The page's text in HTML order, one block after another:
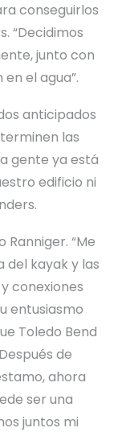
conseguirlos
“Decidimos
junto con
el agua”.
anticipados
las
gente ya está
edificio ni
Ranniger. “Me
del kayak y las
conexiones
entusiasmo
Toledo Bend
de
ahora
ser una
juntos mi